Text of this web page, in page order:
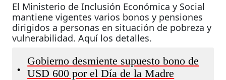
El Ministerio de Inclusión Económica y Social
mantiene vigentes varios bonos y pensiones
dirigidos a personas en situación de pobreza y
vulnerabilidad. Aquí los detalles.
•
Gobierno desmiente supuesto bono de
USD 600 por el Día de la Madre